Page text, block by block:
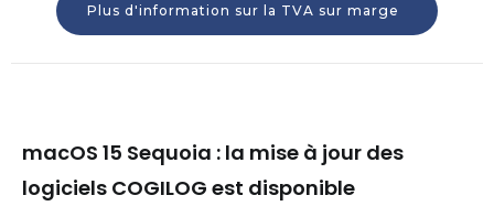
Plus d'information sur la TVA sur marge
macOS 15 Sequoia : la mise à jour des
logiciels COGILOG est disponible